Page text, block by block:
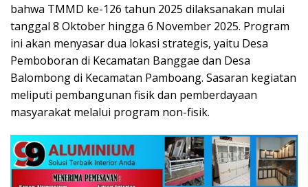
bahwa TMMD ke-126 tahun 2025 dilaksanakan mulai
tanggal 8 Oktober hingga 6 November 2025. Program
ini akan menyasar dua lokasi strategis, yaitu Desa
Pemboboran di Kecamatan Banggae dan Desa
Balombong di Kecamatan Pamboang. Sasaran kegiatan
meliputi pembangunan fisik dan pemberdayaan
masyarakat melalui program non-fisik.